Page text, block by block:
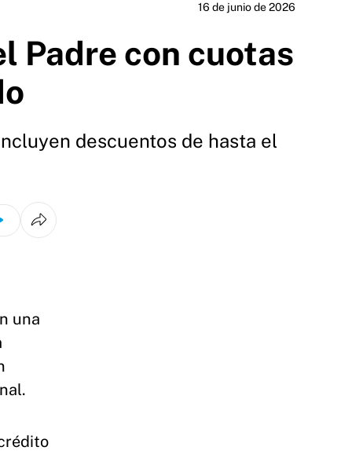
16 de junio de 2026
Padre con cuotas
descuentos de hasta el
una